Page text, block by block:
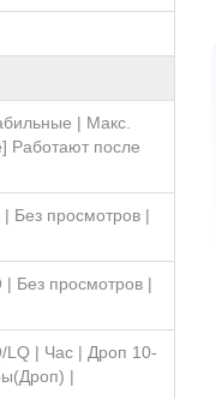
| Макс.
Работают после
Без просмотров |
Без просмотров |
LQ | Час | Дроп 10-
|